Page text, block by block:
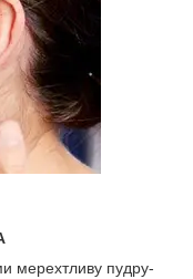
мерехтливу пудру-